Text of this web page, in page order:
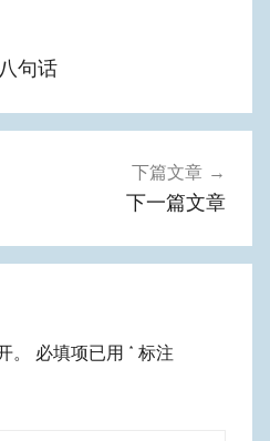
句话
下篇文章
下一篇文章
。 必填项已用 * 标注